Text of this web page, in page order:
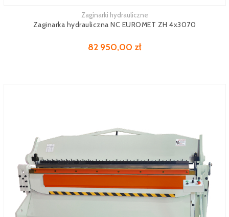
Zaginarki hydrauliczne
Zaginarka hydrauliczna NC EUROMET ZH 4x3070
82 950,00 zł